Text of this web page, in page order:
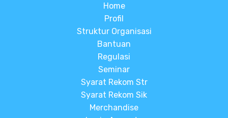
Home
Profil
Struktur Organisasi
Bantuan
Regulasi
Seminar
Syarat Rekom Str
Syarat Rekom Sik
Merchandise